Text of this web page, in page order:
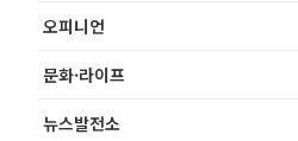
오피니언
문화·라이프
뉴스발전소